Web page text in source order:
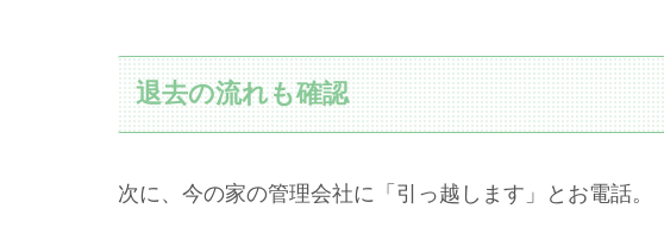
退去の流れも確認
次に、今の家の管理会社に「引っ越します」とお電話。